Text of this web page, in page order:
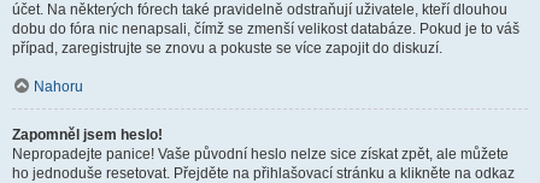
účet. Na některých fórech také pravidelně odstraňují uživatele, kteří dlouhou
dobu do fóra nic nenapsali, čímž se zmenší velikost databáze. Pokud je to váš
případ, zaregistrujte se znovu a pokuste se více zapojit do diskuzí.
Nahoru
Zapomněl jsem heslo!
Nepropadejte panice! Vaše původní heslo nelze sice získat zpět, ale můžete
ho jednoduše resetovat. Přejděte na přihlašovací stránku a klikněte na odkaz